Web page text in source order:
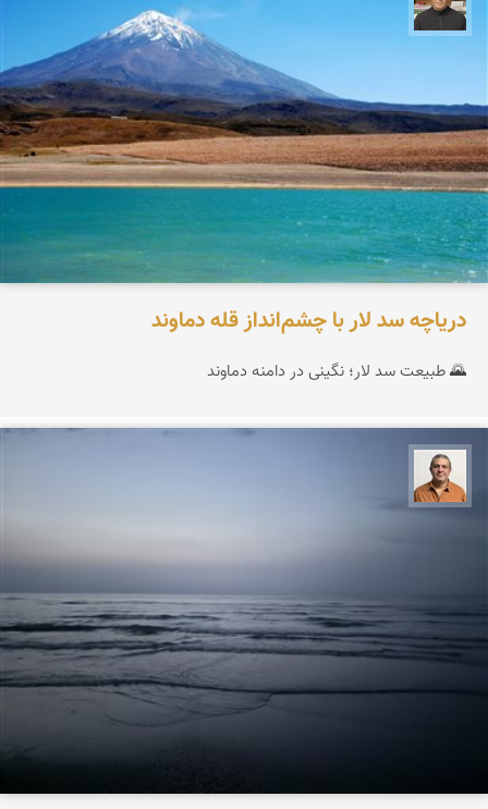
دریاچه سد لار با چشم‌انداز قله دماوند
🌄 طبیعت سد لار؛ نگینی در دامنه دماوند